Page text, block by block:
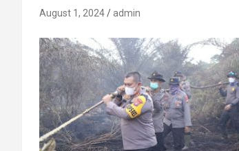
August 1, 2024 admin